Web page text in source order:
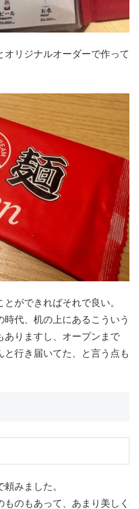
リジナルオーダーで作って
ができればそれで良い。
代、机の上にあるこういう
ありますし、オープンまで
行き届いてた、と言う点も
みました。
のもあって、あまり美しく